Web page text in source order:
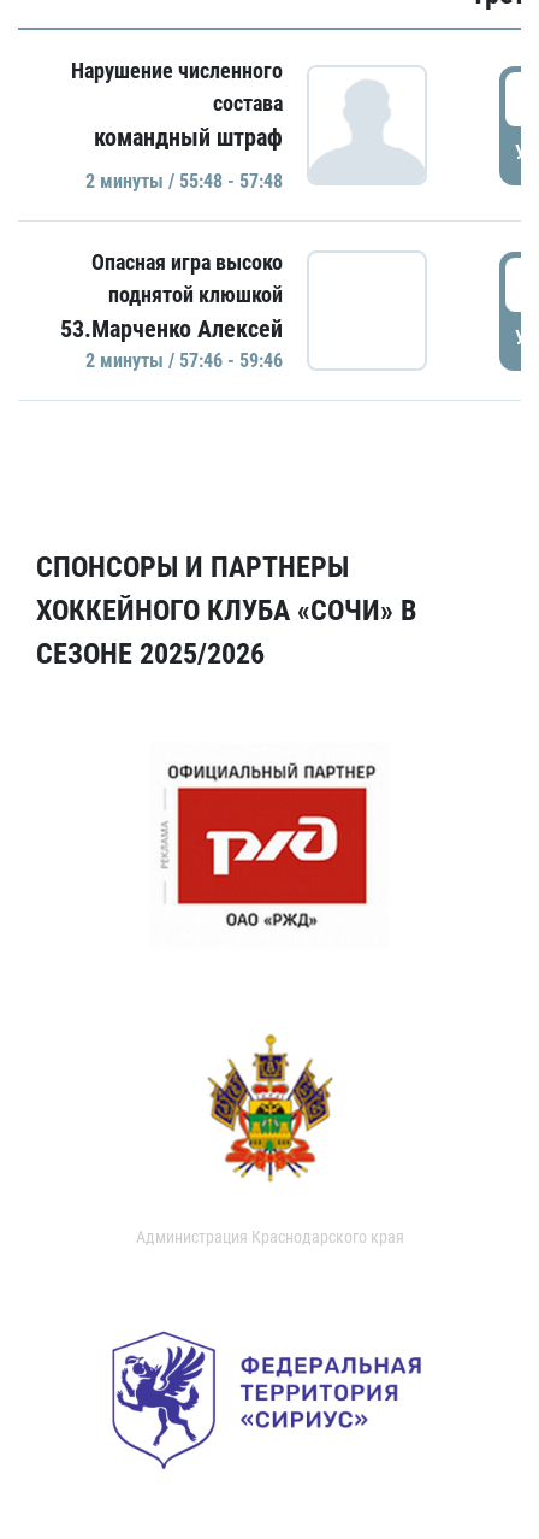
Нарушение численного
состава
командный штраф
2 минуты / 55:48 - 57:48
Опасная игра высоко
поднятой клюшкой
53.Марченко Алексей
2 минуты / 57:46 - 59:46
СПОНСОРЫ И ПАРТНЕРЫ
ХОККЕЙНОГО КЛУБА «СОЧИ» В
СЕЗОНЕ 2025/2026
Администрация Краснодарского края